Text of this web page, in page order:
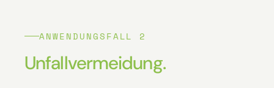
ANWENDUNGSFALL 2
Unfallvermeidung.